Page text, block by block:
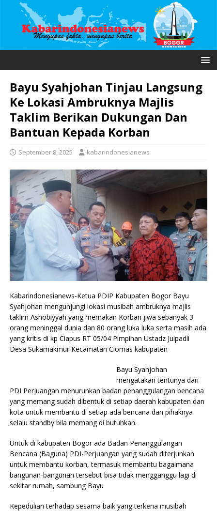
Bayu Syahjohan Tinjau Langsung
Ke Lokasi Ambruknya Majlis
Taklim Berikan Dukungan Dan
Bantuan Kepada Korban
September 8, 2025 kabarindonesianews
Kabarindonesianews-Ketua PDIP Kabupaten Bogor Bayu
Syahjohan mengunjungi lokasi musibah ambruknya majlis
taklim Ashobiyyah yang memakan Korban jiwa sebanyak 3
orang meninggal dunia dan 80 orang luka luka serta masih ada
yang kritis di kp Ciapus RT 05/04 Pimpinan Ustadz Julpadli
Desa Sukamakmur Kecamatan Ciomas kabupaten
Bayu Syahjohan
mengatakan tentunya dari
PDI Perjuangan menurunkan badan penanggulangan bencana
yang memang sudah dibentuk di setiap daerah kabupaten dan
kota untuk membantu di setiap ada bencana dan pihaknya
selalu standby bila memang di butuhkan.
Untuk di kabupaten Bogor ada Badan Penanggulangan
Bencana (Baguna) PDI-Perjuangan yang sudah diterjunkan
untuk membantu korban, termasuk membantu bagaimana
bangunan-bangunan tersebut bisa tidak mengganggu lagi di
sekitar rumah, sambung Bayu
Kepedulian terhadap sesama baik yang terkena musibah